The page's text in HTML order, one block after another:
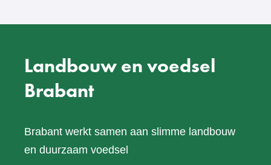
Landbouw en voedsel
Brabant
Brabant werkt samen aan slimme landbouw
en duurzaam voedsel